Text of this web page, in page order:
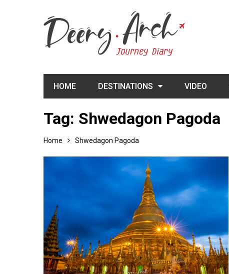
HOME DESTINATIONS VIDEO
Tag: Shwedagon Pagoda
Home Shwedagon Pagoda